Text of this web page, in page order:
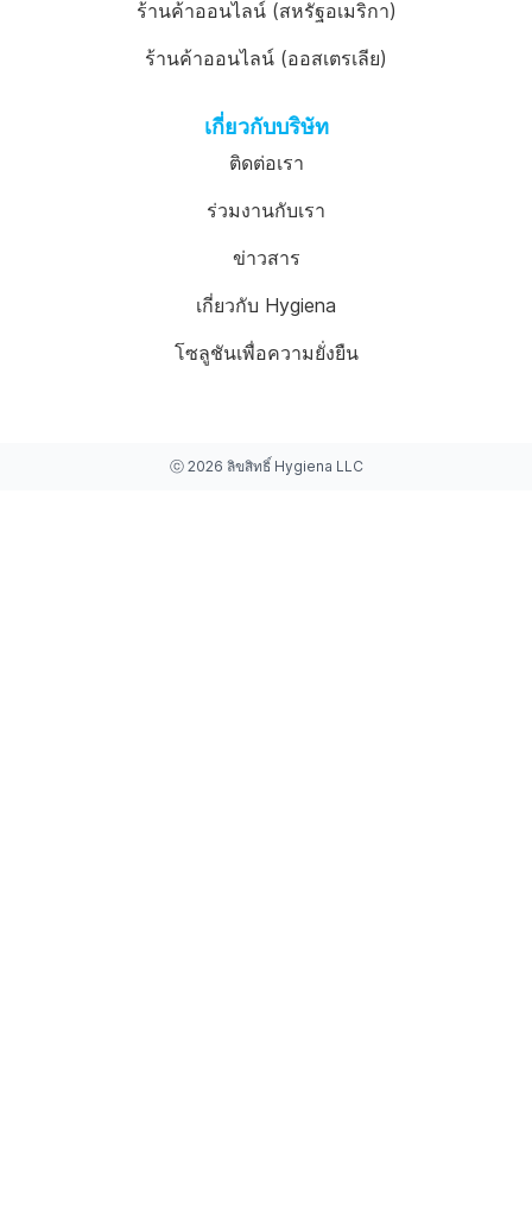
ร้านค้าออนไลน์ (สหรัฐอเมริกา)
ร้านค้าออนไลน์ (ออสเตรเลีย)
เกี่ยวกับบริษัท
ติดต่อเรา
ร่วมงานกับเรา
ข่าวสาร
เกี่ยวกับ Hygiena
โซลูชันเพื่อความยั่งยืน
ⓒ 2026 ลิขสิทธิ์Hygiena LLC